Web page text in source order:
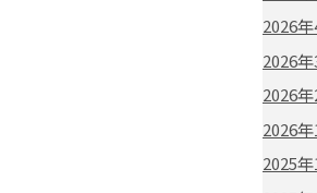
2026年
2026年
2026年
2026年
2025